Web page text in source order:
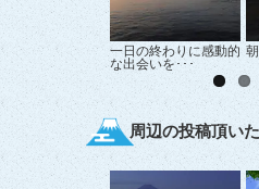
一日の終わりに感動的
な出会いを･･･
周辺の投稿頂い